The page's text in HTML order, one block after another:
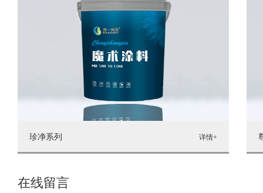
珍净系列 详情+
在线留言